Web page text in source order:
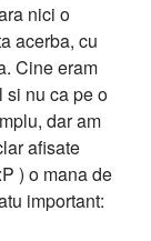
nici o
acerba, cu
Cine eram
si nu ca pe o
dar am
afisate
) o mana de
important: